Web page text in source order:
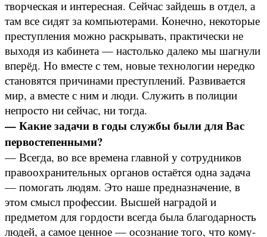
творческая и интересная. Сейчас зайдешь в отдел, а
там все сидят за компьютерами. Конечно, некоторые
преступления можно раскрывать, практически не
выходя из кабинета — настолько далеко мы шагнули
вперёд. Но вместе с тем, новые технологии нередко
становятся причинами преступлений. Развивается
мир, а вместе с ним и люди. Служить в полиции
непросто ни сейчас, ни тогда.
— Какие задачи в годы службы были для Вас
первостепенными?
— Всегда, во все времена главной у сотрудников
правоохранительных органов остаётся одна задача
— помогать людям. Это наше предназначение, в
этом смысл профессии. Высшей наградой и
предметом для гордости всегда была благодарность
людей, а самое ценное — осознание того, что кому-